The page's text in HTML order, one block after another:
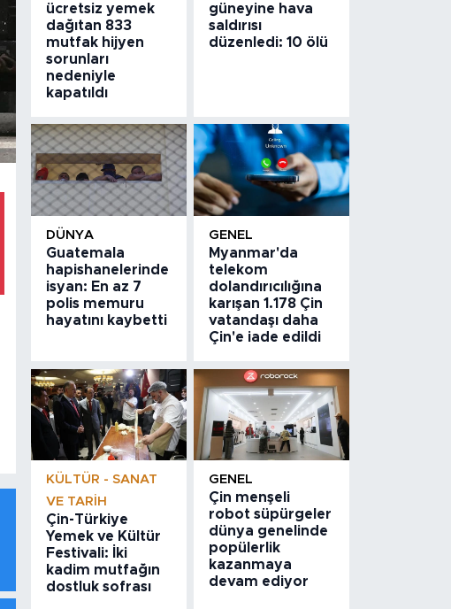
ücretsiz yemek
dağıtan 833
mutfak hijyen
sorunları
nedeniyle
kapatıldı
güneyine hava
saldırısı
düzenledi: 10 ölü
DÜNYA
Guatemala
hapishanelerinde
isyan: En az 7
polis memuru
hayatını kaybetti
GENEL
Myanmar'da
telekom
dolandırıcılığına
karışan 1.178 Çin
vatandaşı daha
Çin'e iade edildi
KÜLTÜR - SANAT
VE TARIH
Çin-Türkiye
Yemek ve Kültür
Festivali: İki
kadim mutfağın
dostluk sofrası
GENEL
Çin menşeli
robot süpürgeler
dünya genelinde
popülerlik
kazanmaya
devam ediyor